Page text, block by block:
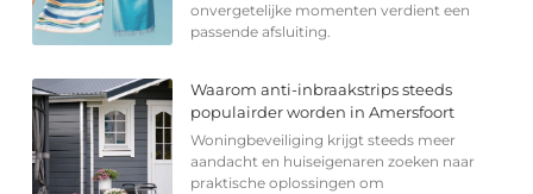
onvergetelijke momenten verdient een
passende afsluiting.
Waarom anti-inbraakstrips steeds
populairder worden in Amersfoort
Woningbeveiliging krijgt steeds meer
aandacht en huiseigenaren zoeken naar
praktische oplossingen om